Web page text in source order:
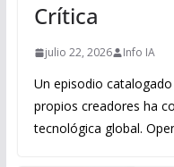
Crítica
julio 22, 2026 Info IA
Un episodio
propios creadores ha
tecnológica global.